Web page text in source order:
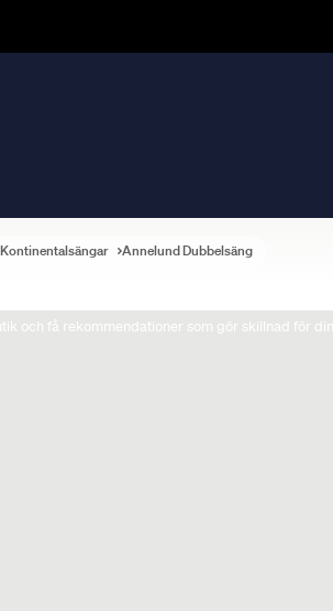
och få rekommendationer som gör skillnad för
Kontinentalsängar Annelund Dubbelsäng